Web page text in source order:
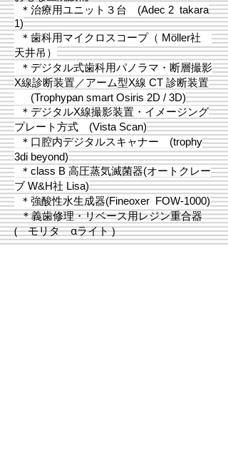
＊治療用ユニット３台 (Adec 2 takara
1)
＊歯科用マイクロスコープ（ Möller社
天井吊）
＊ デジタル式歯科用パノラマ・断層撮影
X線診断装置／アーム型X線 CT 診断装置
(Trophypan smart Osiris 2D / 3D)
＊デジタルX線撮影装置・イメージング
プレート方式 (Vista Scan)
＊口腔内デジタルスキャナー (trophy
3di beyond)
＊class B 高圧蒸気滅菌器(オートクレー
ブ W&H社 Lisa)
＊強酸性水生成器(Fineoxer FOW-1000)
＊義歯修理・リベース用レジン重合器
( モリタ αライト )